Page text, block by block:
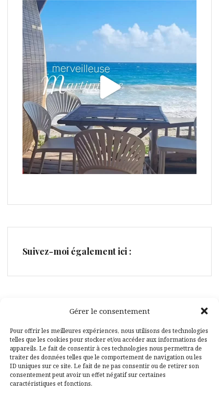
Gérer le consentement
Pour offrir les meilleures expériences, nous utilisons des technologies
telles que les cookies pour stocker et/ou accéder aux informations des
appareils. Le fait de consentir à ces technologies nous permettra de
traiter des données telles que le comportement de navigation ou les
ID uniques sur ce site. Le fait de ne pas consentir ou de retirer son
consentement peut avoir un effet négatif sur certaines
caractéristiques et fonctions.
Suivez-moi également ici :
Facebook
Pinterest